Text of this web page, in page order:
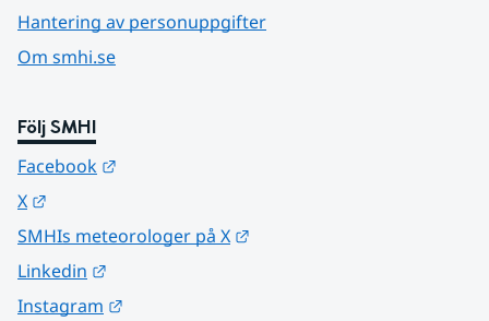
Hantering av personuppgifter
Om smhi.se
Följ SMHI
Facebook
X
SMHIs meteorologer på X
Linkedin
Instagram